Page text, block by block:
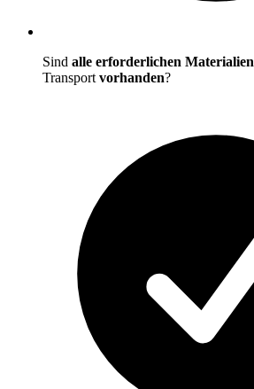
Sind alle erforderlichen Materialien
Transport vorhanden?